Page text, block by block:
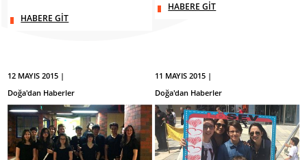
HABERE GİT
HABERE GİT
12 MAYIS 2015 |
Doğa'dan Haberler
11 MAYIS 2015 |
Doğa'dan Haberler